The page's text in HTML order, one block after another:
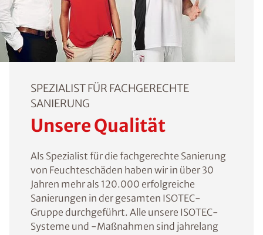
SPEZIALIST FÜR FACHGERECHTE
SANIERUNG
Unsere Qualität
Als Spezialist für die fachgerechte Sanierung
von Feuchteschäden haben wir in über 30
Jahren mehr als 120.000 erfolgreiche
Sanierungen in der gesamten ISOTEC-
Gruppe durchgeführt. Alle unsere ISOTEC-
Systeme und -Maßnahmen sind jahrelang